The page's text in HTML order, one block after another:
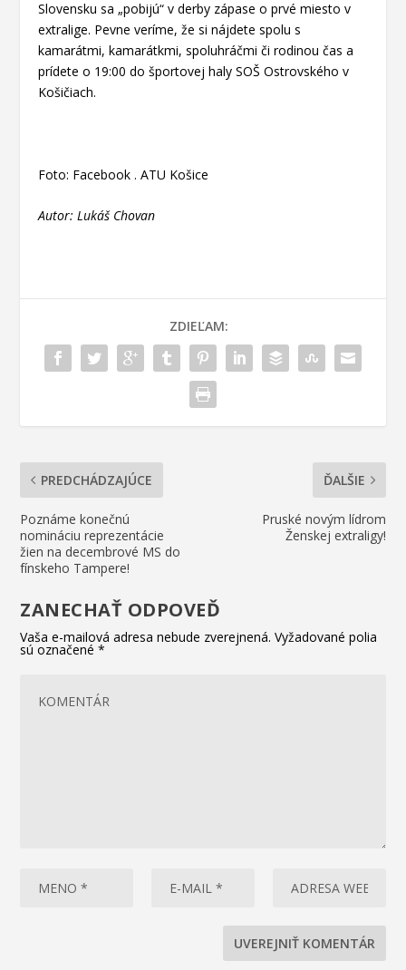
Slovensku sa „pobijú“ v derby zápase o prvé miesto v
extralige. Pevne veríme, že si nájdete spolu s
kamarátmi, kamarátkmi, spoluhráčmi či rodinou čas a
prídete o 19:00 do športovej haly SOŠ Ostrovského v
Košičiach.
Foto: Facebook . ATU Košice
Autor: Lukáš Chovan
ZDIEĽAM:
PREDCHÁDZAJÚCE
Poznáme konečnú
nomináciu reprezentácie
žien na decembrové MS do
fínskeho Tampere!
ĎALŠIE
Pruské novým lídrom
Ženskej extraligy!
ZANECHAŤ ODPOVEĎ
Vaša e-mailová adresa nebude zverejnená. Vyžadované polia
sú označené*